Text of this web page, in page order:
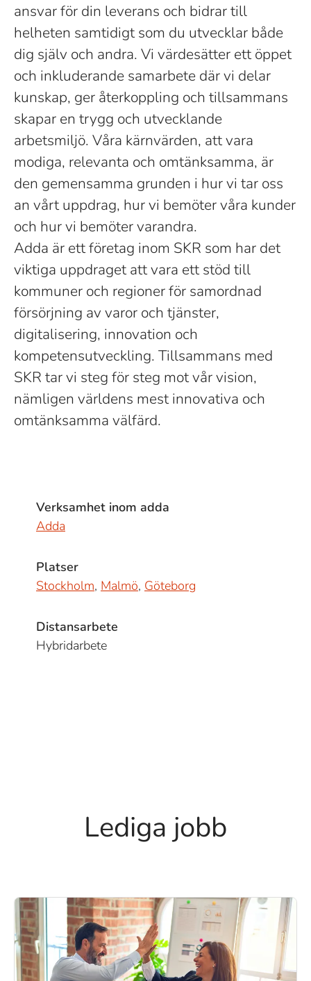
ansvar för din leverans och bidrar till
helheten samtidigt som du utvecklar både
dig själv och andra. Vi värdesätter ett öppet
och inkluderande samarbete där vi delar
kunskap, ger återkoppling och tillsammans
skapar en trygg och utvecklande
arbetsmiljö. Våra kärnvärden, att vara
modiga, relevanta och omtänksamma, är
den gemensamma grunden i hur vi tar oss
an vårt uppdrag, hur vi bemöter våra kunder
och hur vi bemöter varandra.
Adda är ett företag inom SKR som har det
viktiga uppdraget att vara ett stöd till
kommuner och regioner för samordnad
försörjning av varor och tjänster,
digitalisering, innovation och
kompetensutveckling. Tillsammans med
SKR tar vi steg för steg mot vår vision,
nämligen världens mest innovativa och
omtänksamma välfärd.
Verksamhet inom adda
Adda
Platser
Stockholm, Malmö, Göteborg
Distansarbete
Hybridarbete
Lediga jobb